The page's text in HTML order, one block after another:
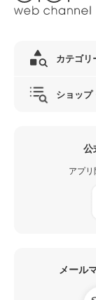
カテゴリ
ショップ
公
アプ
メール